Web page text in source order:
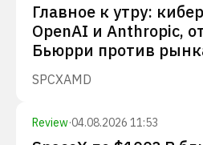
Главное к утру:
OpenAI и Anthropic,
Бьюрри против
SPCXAMD
Review·04.08.2026 11:53